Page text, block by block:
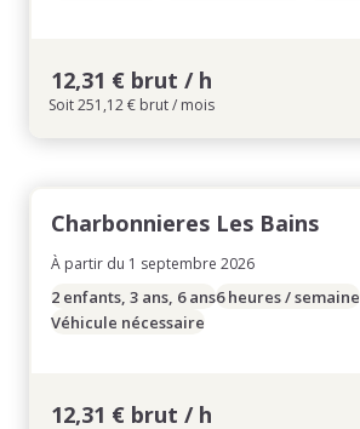
12,31 € brut / h
Soit 251,12 € brut / mois
Charbonnieres Les Bains
À partir du 1 septembre 2026
2 enfants, 3 ans, 6 ans6 heures / semaine
Véhicule nécessaire
12,31 € brut / h